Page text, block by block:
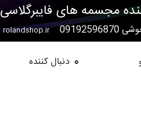
مجسمه های فایبرگلاسی
rolandshop.ir
0 دنبال کننده
هست ابعاد کارها هم موجود میباشد